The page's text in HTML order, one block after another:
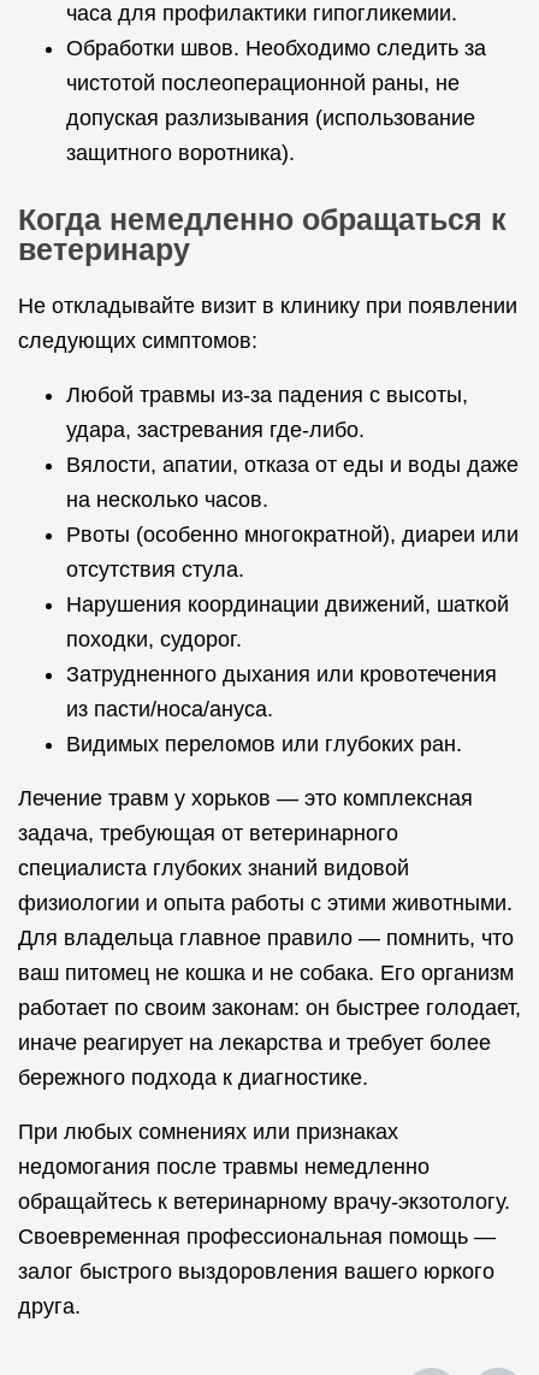
часа для профилактики гипогликемии.
Обработки швов. Необходимо следить за
чистотой послеоперационной раны, не
допуская разлизывания (использование
защитного воротника).
Когда немедленно обращаться к
ветеринару
Не откладывайте визит в клинику при появлении
следующих симптомов:
Любой травмы из-за падения с высоты,
удара, застревания где-либо.
Вялости, апатии, отказа от еды и воды даже
на несколько часов.
Рвоты (особенно многократной), диареи или
отсутствия стула.
Нарушения координации движений, шаткой
походки, судорог.
Затрудненного дыхания или кровотечения
из пасти/носа/ануса.
Видимых переломов или глубоких ран.
Лечение травм у хорьков — это комплексная
задача, требующая от ветеринарного
специалиста глубоких знаний видовой
физиологии и опыта работы с этими животными.
Для владельца главное правило — помнить, что
ваш питомец не кошка и не собака. Его организм
работает по своим законам: он быстрее голодает,
иначе реагирует на лекарства и требует более
бережного подхода к диагностике.
При любых сомнениях или признаках
недомогания после травмы немедленно
обращайтесь к ветеринарному врачу-экзотологу.
Своевременная профессиональная помощь —
залог быстрого выздоровления вашего юркого
друга.